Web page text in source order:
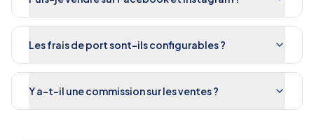
Les frais de port sont-ils configurables ?
Y a-t-il une commission sur les ventes ?